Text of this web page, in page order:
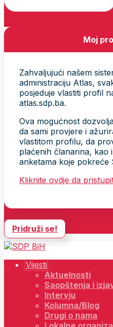
Moj
Zahvaljujući našem
administraciju Atlas,
posjeduje vlastiti profil
atlas.sdp.ba.
Ova mogućnost
da sami provjere i
vlastitom profilu, da
plaćenih članarina, kao
anketama koje pokreće
Kliknite ovdje da
Pridruži se!
Vijesti
Aktuelnosti
Saopštenja i
Intervju
Kolumna/Blog
Drugi o nama